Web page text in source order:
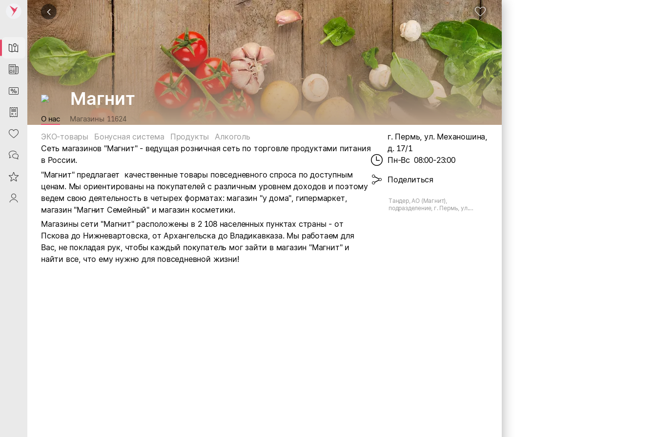
Map
News
DiscountCard
Purchases
Heart
Contacts
Reviews
ProfileSaby
Магнит
О нас Магазины 11624
ЭКО-товары Бонусная система Продукты
Алкоголь
Сеть магазинов "Магнит" - ведущая розничная сеть по торговле продуктами питания
в России.
"Магнит" предлагает качественные товары повседневного спроса по доступным
ценам. Мы ориентированы на покупателей с различным уровнем доходов и поэтому
ведем свою деятельность в четырех форматах: магазин "у дома", гипермаркет,
магазин "Магнит Семейный" и магазин косметики.
Магазины сети "Магнит" расположены в 2 108 населенных пунктах страны - от
Пскова до Нижневартовска, от Архангельска до Владикавказа. Мы работаем для
Вас, не покладая рук, чтобы каждый покупатель мог зайти в магазин "Магнит" и
найти все, что ему нужно для повседневной жизни!
г. Пермь, ул. Механошина,
д. 17/1
Пн-Вс 08:00-23:00
Поделиться
Тандер, АО (Магнит),
подразделение, г. Пермь, ул.